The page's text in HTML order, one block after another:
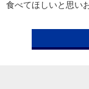
食べてほしいと思い